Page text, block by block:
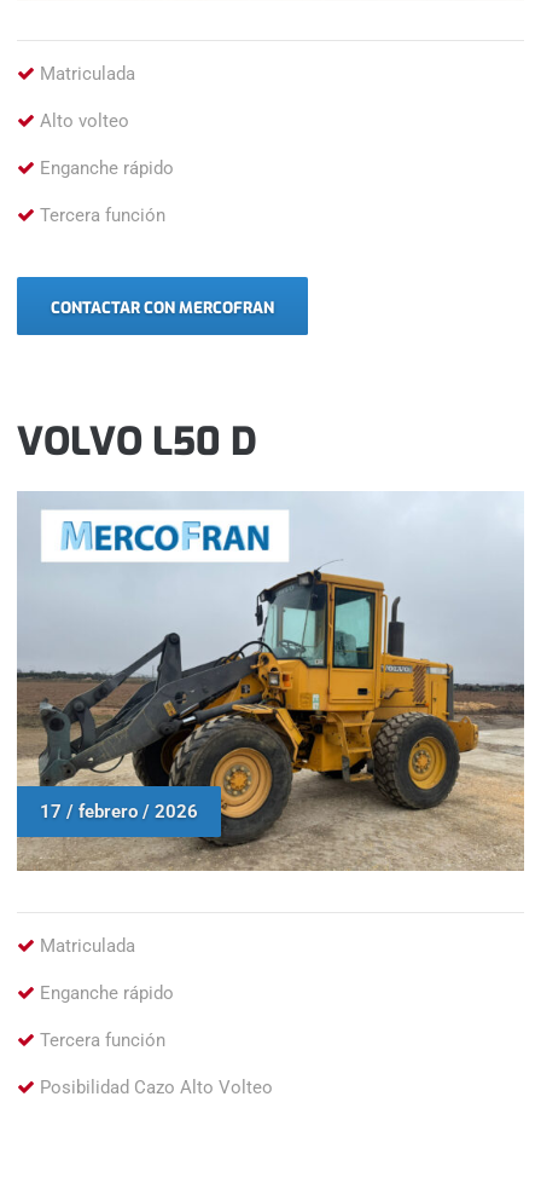
Matriculada
Alto volteo
Enganche rápido
Tercera función
CONTACTAR CON MERCOFRAN
VOLVO L50 D
17 / febrero / 2026
Matriculada
Enganche rápido
Tercera función
Posibilidad Cazo Alto Volteo